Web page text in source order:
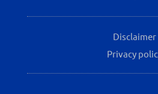
Disclaimer
Privacy